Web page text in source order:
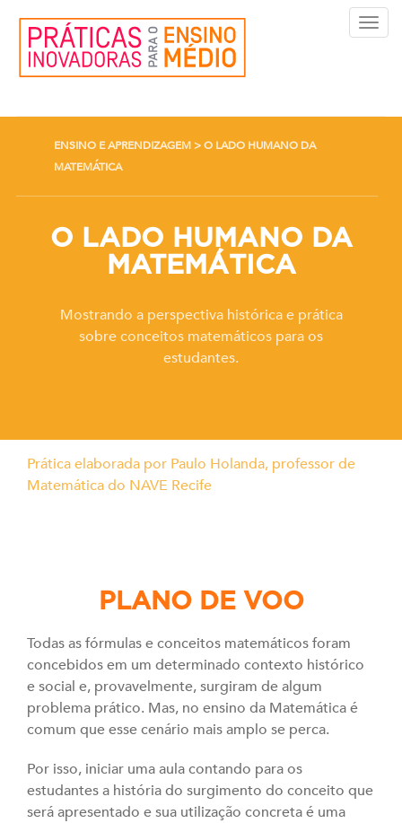
ENSINO E APRENDIZAGEM > O LADO HUMANO DA
MATEMÁTICA
O LADO HUMANO DA
MATEMÁTICA
Mostrando a perspectiva histórica e prática
sobre conceitos matemáticos para os
estudantes.
Prática elaborada por Paulo Holanda, professor de
Matemática do NAVE Recife
PLANO DE VOO
Todas as fórmulas e conceitos matemáticos foram
concebidos em um determinado contexto histórico
e social e, provavelmente, surgiram de algum
problema prático. Mas, no ensino da Matemática é
comum que esse cenário mais amplo se perca.
Por isso, iniciar uma aula contando para os
estudantes a história do surgimento do conceito que
será apresentado e sua utilização concreta é uma